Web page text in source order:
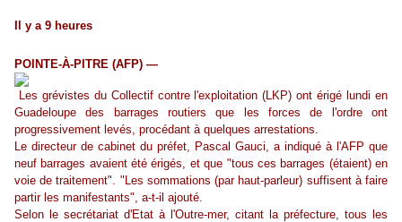
Il y a 9 heures
POINTE-À-PITRE (AFP) —
Les grévistes du Collectif contre l'exploitation (LKP) ont érigé lundi en
Guadeloupe des barrages routiers que les forces de l'ordre ont
progressivement levés, procédant à quelques arrestations.
Le directeur de cabinet du préfet, Pascal Gauci, a indiqué à l'AFP que
neuf barrages avaient été érigés, et que "tous ces barrages (étaient) en
voie de traitement". "Les sommations (par haut-parleur) suffisent à faire
partir les manifestants", a-t-il ajouté.
Selon le secrétariat d'Etat à l'Outre-mer, citant la préfecture, tous les